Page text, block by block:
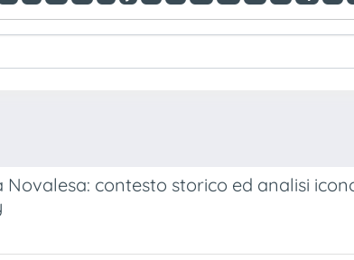
Novalesa: contesto storico ed analisi